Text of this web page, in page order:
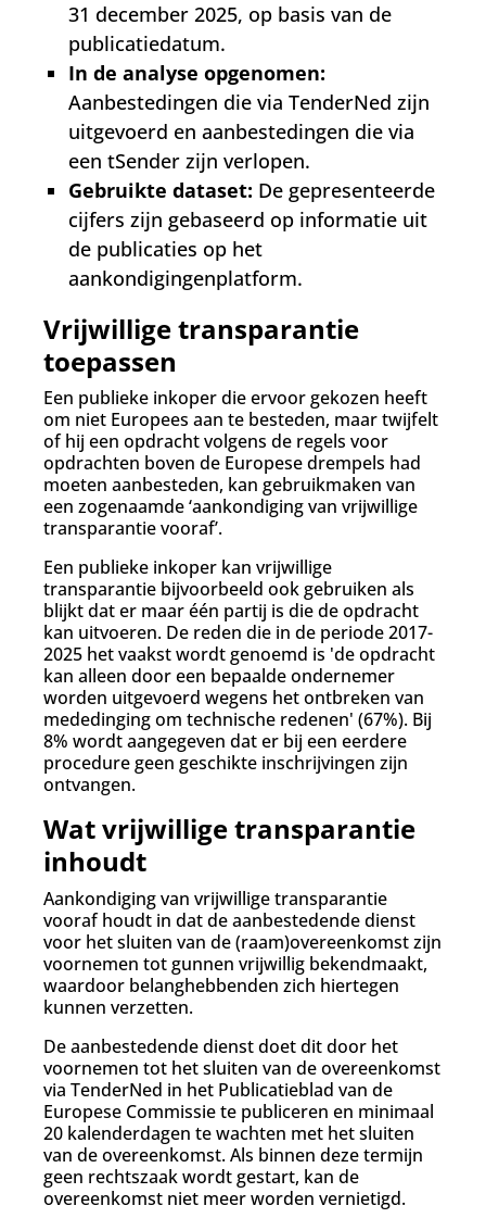
31 december 2025, op basis van de
publicatiedatum.
In de analyse opgenomen:
Aanbestedingen die via TenderNed zijn
uitgevoerd en aanbestedingen die via
een tSender zijn verlopen.
Gebruikte dataset: De gepresenteerde
cijfers zijn gebaseerd op informatie uit
de publicaties op het
aankondigingenplatform.
Vrijwillige transparantie
toepassen
Een publieke inkoper die ervoor gekozen heeft
om niet Europees aan te besteden, maar twijfelt
of hij een opdracht volgens de regels voor
opdrachten boven de Europese drempels had
moeten aanbesteden, kan gebruikmaken van
een zogenaamde ‘aankondiging van vrijwillige
transparantie vooraf’.
Een publieke inkoper kan vrijwillige
transparantie bijvoorbeeld ook gebruiken als
blijkt dat er maar één partij is die de opdracht
kan uitvoeren. De reden die in de periode 2017-
2025 het vaakst wordt genoemd is 'de opdracht
kan alleen door een bepaalde ondernemer
worden uitgevoerd wegens het ontbreken van
mededinging om technische redenen' (67%). Bij
8% wordt aangegeven dat er bij een eerdere
procedure geen geschikte inschrijvingen zijn
ontvangen.
Wat vrijwillige transparantie
inhoudt
Aankondiging van vrijwillige transparantie
vooraf houdt in dat de aanbestedende dienst
voor het sluiten van de (raam)overeenkomst zijn
voornemen tot gunnen vrijwillig bekendmaakt,
waardoor belanghebbenden zich hiertegen
kunnen verzetten.
De aanbestedende dienst doet dit door het
voornemen tot het sluiten van de overeenkomst
via TenderNed in het Publicatieblad van de
Europese Commissie te publiceren en minimaal
20 kalenderdagen te wachten met het sluiten
van de overeenkomst.Als binnen deze termijn
geen rechtszaak wordt gestart, kan de
overeenkomst niet meer worden vernietigd.